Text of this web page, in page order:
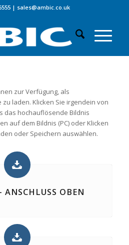
| sales@ambic.co.uk
zur Verfügung, als
laden. Klicken Sie irgendein von
das hochauflösende Bildnis
auf dem Bildnis (PC) oder Klicken
oder Speichern auswählen.
OBEN